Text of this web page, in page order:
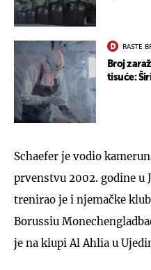
RASTE
Broj
tisuće:
Schaefer je vodio
prvenstvu 2002. godine u
trenirao je i njemačke
Borussiu
je na klupi Al Ahlia u